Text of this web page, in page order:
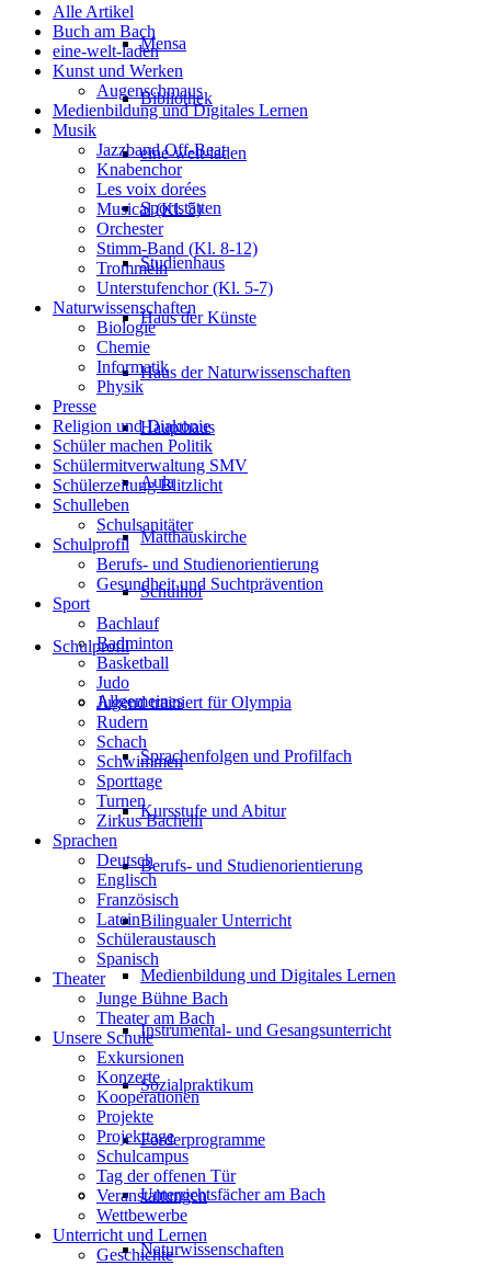
Mensa
Bibliothek
eine-welt-laden
Sportstätten
Studienhaus
Haus der Künste
Haus der Naturwissenschaften
Haupthaus
Aula
Matthäuskirche
Schulhof
Schulprofil
Allgemeines
Sprachenfolgen und Profilfach
Kursstufe und Abitur
Berufs- und Studienorientierung
Bilingualer Unterricht
Medienbildung und Digitales Lernen
Instrumental- und Gesangsunterricht
Sozialpraktikum
Förderprogramme
Unterrichtsfächer am Bach
Naturwissenschaften
Alle Artikel
Buch am Bach
eine-welt-laden
Kunst und Werken
Augenschmaus
Medienbildung und Digitales Lernen
Musik
Jazzband Off-Beat
Knabenchor
Les voix dorées
Musical (Kl. 5)
Orchester
Stimm-Band (Kl. 8-12)
Trommeln
Unterstufenchor (Kl. 5-7)
Naturwissenschaften
Biologie
Chemie
Informatik
Physik
Presse
Religion und Diakonie
Schüler machen Politik
Schülermitverwaltung SMV
Schülerzeitung Blitzlicht
Schulleben
Schulsanitäter
Schulprofil
Berufs- und Studienorientierung
Gesundheit und Suchtprävention
Sport
Bachlauf
Badminton
Basketball
Judo
Jugend trainiert für Olympia
Rudern
Schach
Schwimmen
Sporttage
Turnen
Zirkus Bachelli
Sprachen
Deutsch
Englisch
Französisch
Latein
Schüleraustausch
Spanisch
Theater
Junge Bühne Bach
Theater am Bach
Unsere Schule
Exkursionen
Konzerte
Kooperationen
Projekte
Projekttage
Schulcampus
Tag der offenen Tür
Veranstaltungen
Wettbewerbe
Unterricht und Lernen
Geschichte